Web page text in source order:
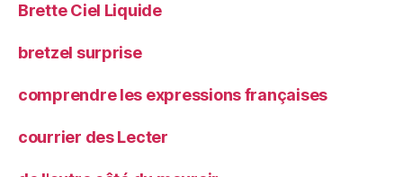
Brette Ciel Liquide
bretzel surprise
comprendre les expressions françaises
courrier des Lecter